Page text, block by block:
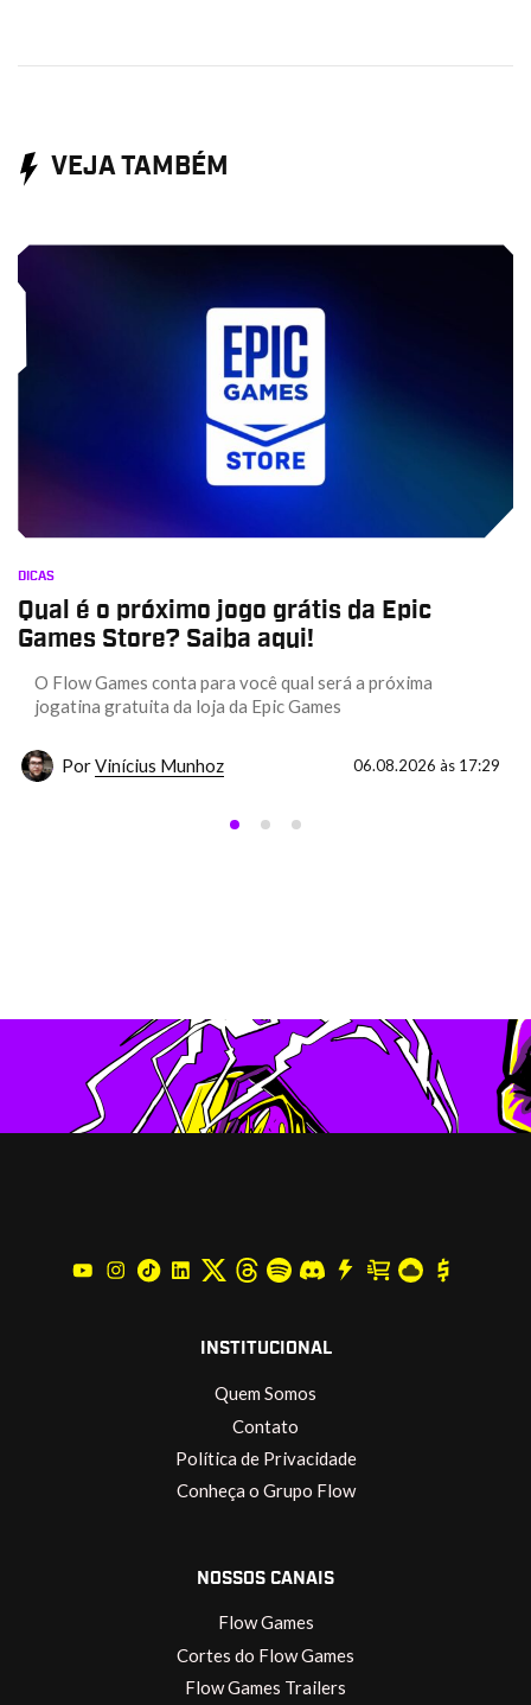
VEJA TAMBÉM
DICAS
Qual é o próximo jogo grátis da Epic
Games Store? Saiba aqui!
O Flow Games conta para você qual será a próxima
jogatina gratuita da loja da Epic Games
PorVinícius Munhoz 06.08.2026 às 17:29
INSTITUCIONAL
Quem Somos
Contato
Política de Privacidade
Conheça o Grupo Flow
NOSSOS CANAIS
Flow Games
Cortes do Flow Games
Flow Games Trailers